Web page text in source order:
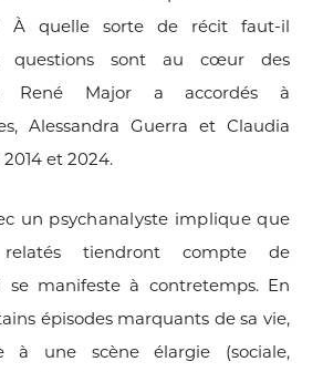
À quelle sorte de récit faut-il
questions sont au cœur des
René Major a accordés à
Alessandra Guerra et Claudia
et 2024.
un psychanalyste implique que
relatés tiendront compte de
se manifeste à contretemps. En
épisodes marquants de sa vie,
à une scène élargie (sociale,